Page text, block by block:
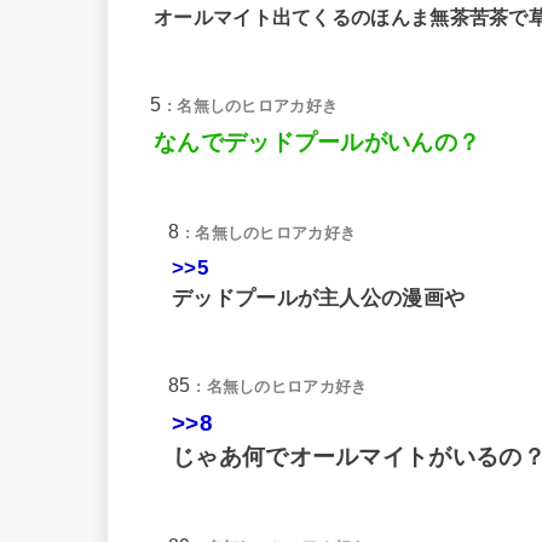
オールマイト出てくるのほんま無茶苦茶で
5 : 名無しのヒロアカ好き
なんでデッドプールがいんの？
8 : 名無しのヒロアカ好き
>>5
デッドプールが主人公の漫画や
85 : 名無しのヒロアカ好き
>>8
じゃあ何でオールマイトがいるの